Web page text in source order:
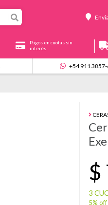
Pagos en cuotas sin
interés
+54 911
$
3
5%